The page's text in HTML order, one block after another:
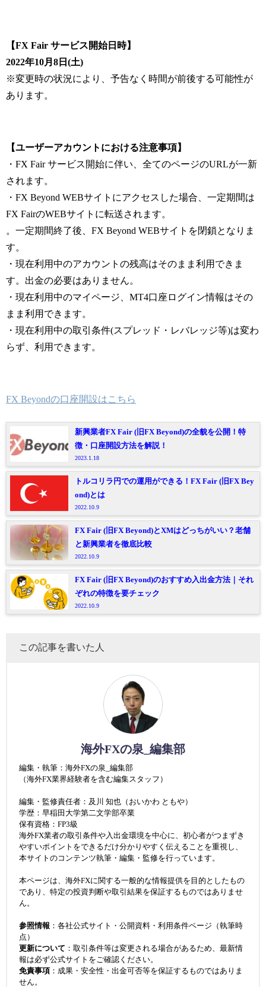
【FX Fair サービス開始日時】
2022年10月8日(土)
※変更時の状況により、予告なく時間が前後する可能性が
あります。
【ユーザーアカウントにおける注意事項】
・FX Fair サービス開始に伴い、全てのページのURLが一新
されます。
・FX Beyond WEBサイトにアクセスした場合、一定期間は
FX FairのWEBサイトに転送されます。
。一定期間終了後、FX Beyond WEBサイトを閉鎖となりま
す。
・現在利用中のアカウントの残高はそのまま利用できま
す。出金の必要はありません。
・現在利用中のマイページ、MT4口座ログイン情報はその
まま利用できます。
・現在利用中の取引条件(スプレッド・レバレッジ等)は変わ
らず、利用できます。
FX Beyondの口座開設はこちら
新興業者FX Fair (旧FX Beyond)の全貌を公開！特
徴・口座開設方法を解説！
2023.1.18
トルコリラ円での運用ができる！FX Fair (旧FX Bey
ond)とは
2022.10.9
FX Fair (旧FX Beyond)とXMはどっちがいい？老舗
と新興業者を徹底比較
2022.10.9
FX Fair (旧FX Beyond)のおすすめ入出金方法｜それ
ぞれの特徴を要チェック
2022.10.9
この記事を書いた人
海外FXの泉_編集部
編集・執筆：海外FXの泉_編集部
（海外FX業界経験者を含む編集スタッフ）
編集・監修責任者：及川 知也（おいかわ ともや）
学歴：早稲田大学第二文学部卒業
保有資格：FP3級
海外FX業者の取引条件や入出金環境を中心に、初心者がつまずき
やすいポイントをできるだけ分かりやすく伝えることを重視し、
本サイトのコンテンツ執筆・編集・監修を行っています。
本ページは、海外FXに関する一般的な情報提供を目的としたもの
であり、特定の投資判断や取引結果を保証するものではありませ
ん。
参照情報 ：各社公式サイト・公開資料・利用条件ページ（執筆時
点）
更新について ：取引条件等は変更される場合があるため、最新情
報は必ず公式サイトをご確認ください。
免責事項 ：成果・安全性・出金可否等を保証するものではありま
せん。